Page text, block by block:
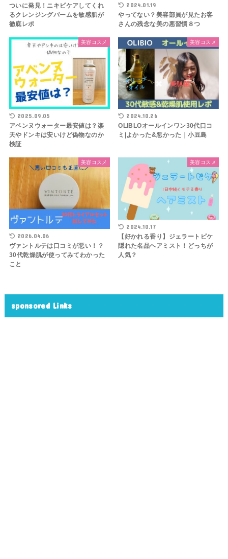
ついに発見！ニキビケアしてくれ
るクレンジングバームを敏感肌が
徹底レポ
2024.01.19
やってない？美容部員が見たお客
さんの残念な美の悪習慣８つ
美容コスメ
2025.09.05
アベンヌウォーター最安値は？楽
天やドンキは安いけど偽物なのか
検証
美容コスメ
2024.10.26
OLIBLOオールインワン30代口コ
ミ|よかった&悪かった｜小豆島
美容コスメ
2026.04.06
ヴァントルテは口コミが悪い！？
30代乾燥肌が使ってみてわかった
こと
美容コスメ
2024.10.17
【好かれる香り】ジェラートピケ
隠れた名品ヘアミスト！どっちが
人気？
sponsored Links